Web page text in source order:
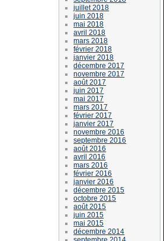
juillet 2018
juin 2018
mai 2018
avril 2018
mars 2018
février 2018
janvier 2018
décembre 2017
novembre 2017
août 2017
juin 2017
mai 2017
mars 2017
février 2017
janvier 2017
novembre 2016
septembre 2016
août 2016
avril 2016
mars 2016
février 2016
janvier 2016
décembre 2015
octobre 2015
août 2015
juin 2015
mai 2015
décembre 2014